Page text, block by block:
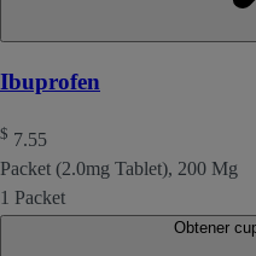
Ibuprofen
$ 7.55
Packet (2.0mg Tablet), 200 Mg
1 Packet